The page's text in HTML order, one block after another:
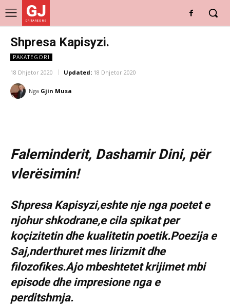
GJ
DRITARE E RE
Shpresa Kapisyzi.
PAKATEGORI
18 Dhjetor 2020 Updated: 18 Dhjetor 2020
Nga Gjin Musa
Faleminderit, Dashamir Dini, për
vlerësimin!
Shpresa Kapisyzi,eshte nje nga poetet e
njohur shkodrane,e cila spikat per
koçizitetin dhe kualitetin poetik.Poezija e
Saj,nderthuret mes lirizmit dhe
filozofikes.Ajo mbeshtetet krijimet mbi
episode dhe impresione nga e
perditshmja.